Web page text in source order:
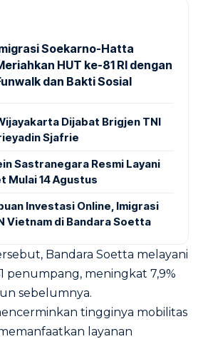
Soekarno-Hatta
HUT ke-81 RI dengan
dan Bakti Sosial
Dijabat Brigjen TNI
Sjafrie
Sastranegara Resmi Layani
Mulai 14 Agustus
Investasi Online, Imigrasi
Vietnam di Bandara Soetta
Bandara Soetta melayani
penumpang, meningkat 7,9%
sebelumnya.
tingginya mobilitas
layanan